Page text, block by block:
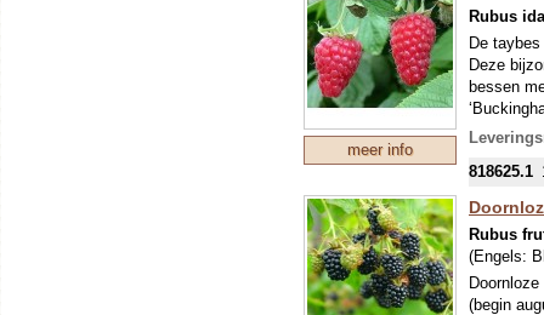
meer info
Rubus
De
Deze
bessen
De
meestal
eten,
De plant
818625.1
Rubus
(Engels:
(begin